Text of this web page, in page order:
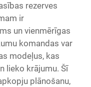
rezerves
ir
un vienmērīgas
komandas var
modeļus, kas
lieko krājumu. Šī
plānošanu,